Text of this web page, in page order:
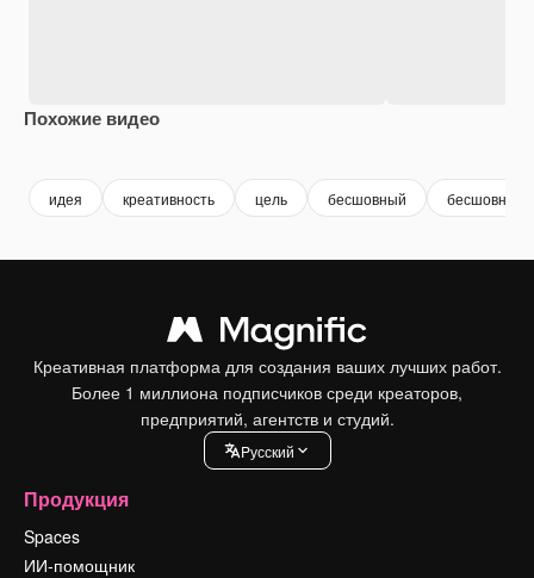
Похожие видео
идея креативность цель бесшовный бесшовный
Креативная платформа для создания ваших лучших работ.
Более 1 миллиона подписчиков среди креаторов,
предприятий, агентств и студий.
Pусский
Продукция
Spaces
ИИ-помощник